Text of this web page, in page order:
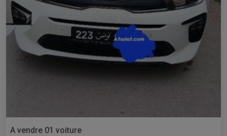
A vendre 01 voiture